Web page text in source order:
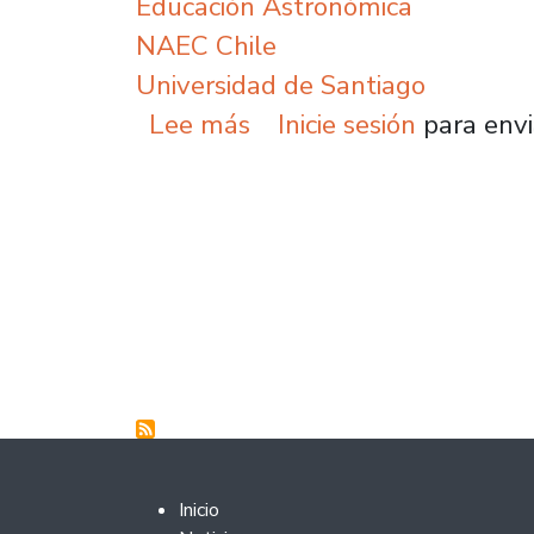
NAEC Chile
Universidad de Santiago
Lee más sobre Realizan
Inicie sesión para
Footer 2
Inicio